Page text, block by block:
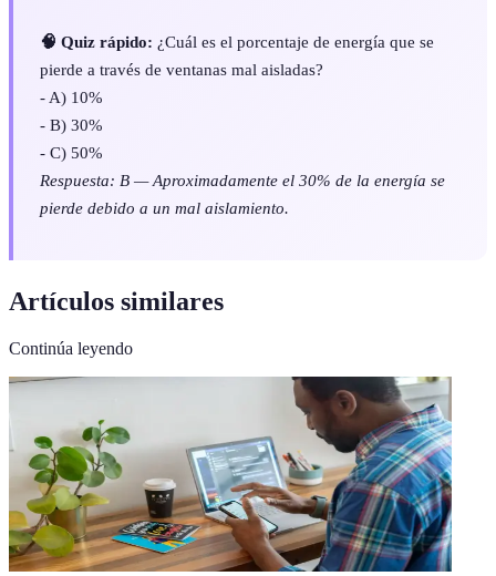
🧠 Quiz rápido: ¿Cuál es el porcentaje de energía que se
pierde a través de ventanas mal aisladas?
- A) 10%
- B) 30%
- C) 50%
Respuesta: B — Aproximadamente el 30% de la energía se
pierde debido a un mal aislamiento.
Artículos similares
Continúa leyendo